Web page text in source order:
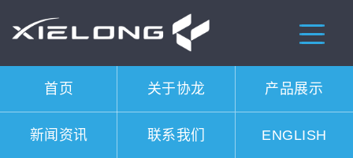
首页 关于协龙 产品展示
新闻资讯 联系我们 ENGLISH